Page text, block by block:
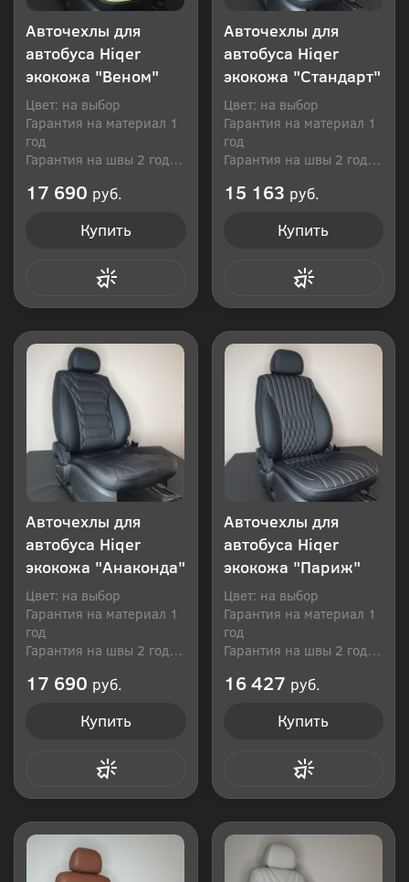
Авточехлы для
автобуса Hiqer
экокожа "Веном"
Цвет: на выбор
Гарантия на материал 1
год
Гарантия на швы 2 года
17 690 руб.
Купить
Авточехлы для
автобуса Hiqer
экокожа "Стандарт"
Цвет: на выбор
Гарантия на материал 1
год
Гарантия на швы 2 года
15 163 руб.
Купить
Авточехлы для
автобуса Hiqer
экокожа "Анаконда"
Цвет: на выбор
Гарантия на материал 1
год
Гарантия на швы 2 года
17 690 руб.
Купить
Авточехлы для
автобуса Hiqer
экокожа "Париж"
Цвет: на выбор
Гарантия на материал 1
год
Гарантия на швы 2 года
16 427 руб.
Купить